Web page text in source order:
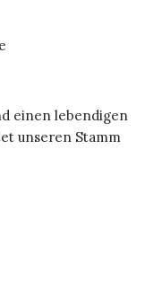
einen lebendigen
unseren Stamm